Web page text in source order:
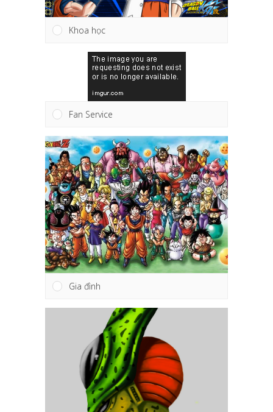
Khoa học
Fan Service
Gia đình